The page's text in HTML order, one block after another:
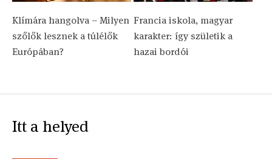
Klímára hangolva – Milyen
szőlők lesznek a túlélők
Európában?
Francia iskola, magyar
karakter: így születik a
hazai bordói
Itt a helyed